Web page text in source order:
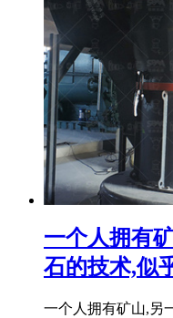
一个人拥有
石的技术,似
一个人拥有矿山,另